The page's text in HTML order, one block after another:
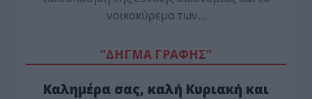
νοικοκύρεμα των…
“ΔΗΓΜΑ ΓΡΑΦΗΣ”
Καλημέρα σας, καλή Κυριακή και